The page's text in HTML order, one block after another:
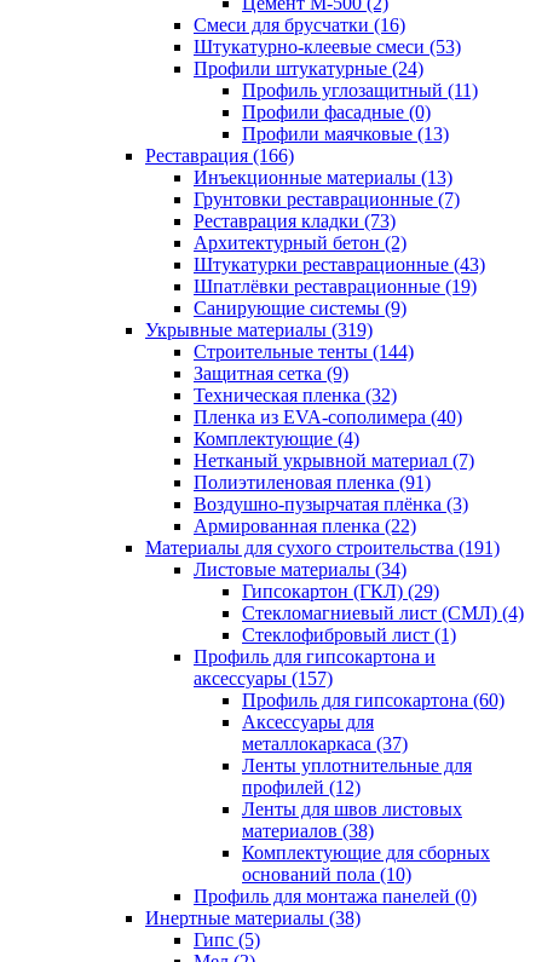
Смеси для брусчатки (16)
Штукатурно-клеевые смеси (53)
Профили штукатурные (24)
Профиль углозащитный (11)
Профили фасадные (0)
Профили маячковые (13)
Реставрация (166)
Инъекционные материалы (13)
Грунтовки реставрационные (7)
Реставрация кладки (73)
Архитектурный бетон (2)
Штукатурки реставрационные (43)
Шпатлёвки реставрационные (19)
Санирующие системы (9)
Укрывные материалы (319)
Строительные тенты (144)
Защитная сетка (9)
Техническая пленка (32)
Пленка из EVA-сополимера (40)
Комплектующие (4)
Нетканый укрывной материал (7)
Полиэтиленовая пленка (91)
Воздушно-пузырчатая плёнка (3)
Армированная пленка (22)
Материалы для сухого строительства (191)
Листовые материалы (34)
Гипсокартон (ГКЛ) (29)
Стекломагниевый лист (СМЛ) (4)
Cтеклофибровый лист (1)
Профиль для гипсокартона и
аксессуары (157)
Профиль для гипсокартона (60)
Аксессуары для
металлокаркаса (37)
Ленты уплотнительные для
профилей (12)
Ленты для швов листовых
материалов (38)
Комплектующие для сборных
оснований пола (10)
Профиль для монтажа панелей (0)
Инертные материалы (38)
Гипс (5)